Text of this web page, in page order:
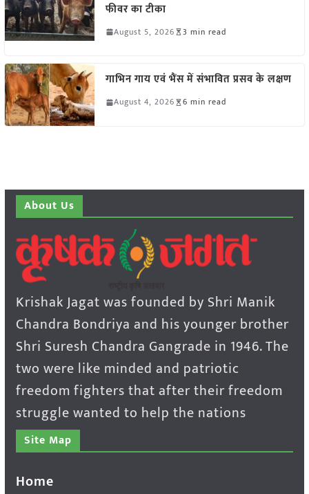
फीवर का टीका
August 5, 2026 3 min read
गाभिन गाय एवं भैंस में संभावित प्रसव के लक्षण
August 4, 2026 6 min read
About Us
Krishak Jagat was founded by Shri Manik
Chandra Bondriya and his younger brother
Shri Suresh Chandra Gangrade in 1946. The
two were like minded and patriotic
freedom fighters that after their freedom
struggle wanted to help the nations
Site Map
Home